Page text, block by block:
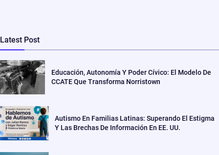
Latest Post
Educación, Autonomía Y Poder Cívico: El Modelo De
CCATE Que Transforma Norristown
Autismo En Familias Latinas: Superando El Estigma
Y Las Brechas De Información En EE. UU.